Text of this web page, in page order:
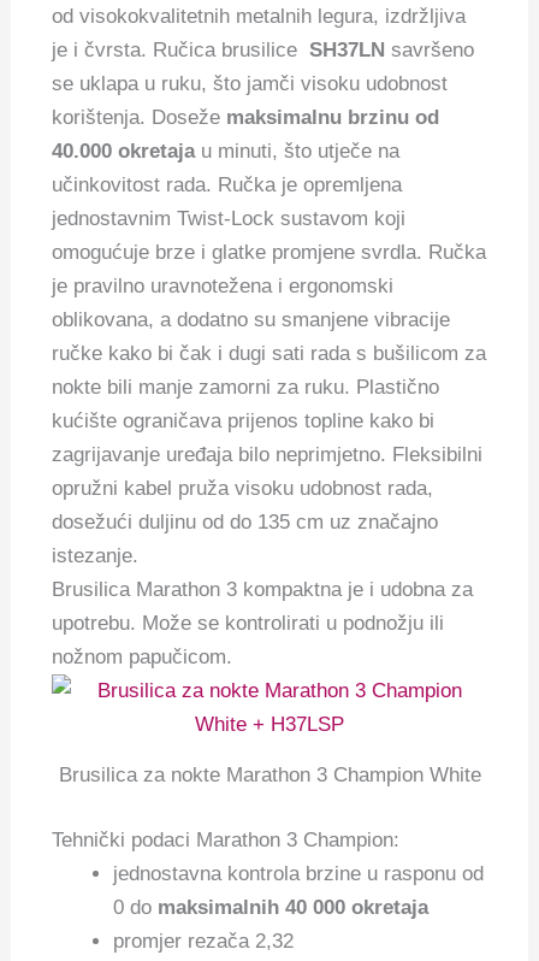
od visokokvalitetnih metalnih legura, izdržljiva
je i čvrsta. Ručica brusiliceSH37LN savršeno
se uklapa u ruku, što jamči visoku udobnost
korištenja. Doseže maksimalnu brzinu od
40.000 okretajau minuti, što utječe na
učinkovitost rada. Ručka je opremljena
jednostavnim Twist-Lock sustavom koji
omogućuje brze i glatke promjene svrdla. Ručka
je pravilno uravnotežena i ergonomski
oblikovana, a dodatno su smanjene vibracije
ručke kako bi čak i dugi sati rada s bušilicom za
nokte bili manje zamorni za ruku. Plastično
kućište ograničava prijenos topline kako bi
zagrijavanje uređaja bilo neprimjetno. Fleksibilni
opružni kabel pruža visoku udobnost rada,
dosežući duljinu od do 135 cm uz značajno
istezanje.
Brusilica Marathon 3 kompaktna je i udobna za
upotrebu. Može se kontrolirati u podnožju ili
nožnom papučicom.
Brusilica za nokte Marathon 3 Champion White
Tehnički podaci Marathon 3 Champion:
jednostavna kontrola brzine u rasponu od
0 do maksimalnih 40 000 okretaja
promjer rezača 2,32